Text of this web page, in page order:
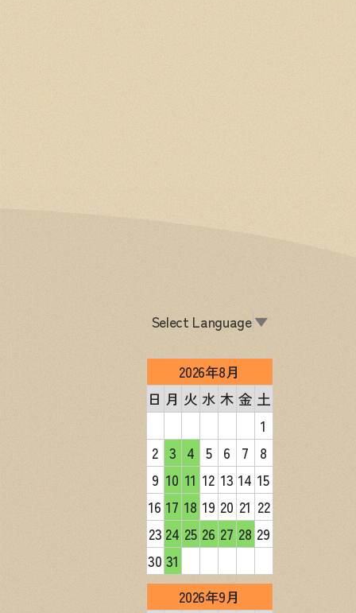
Select Language▼
2026年8月
日 月 火 水 木 金 土
1
2 3 4 5 6 7
8
9 10 11 12 13 14 15
16 17 18 19 20 21 22
23 24 25 26 27 28 29
30 31
2026年9月